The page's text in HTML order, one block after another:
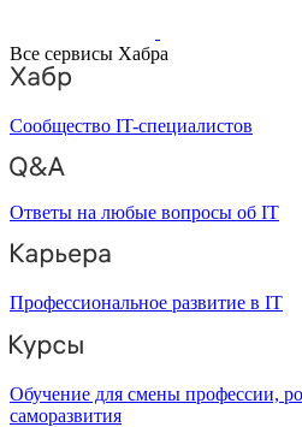
Все сервисы Хабра
Сообщество IT-специалистов
Ответы на любые вопросы об IT
Профессиональное развитие в IT
Обучение для смены профессии,
саморазвития